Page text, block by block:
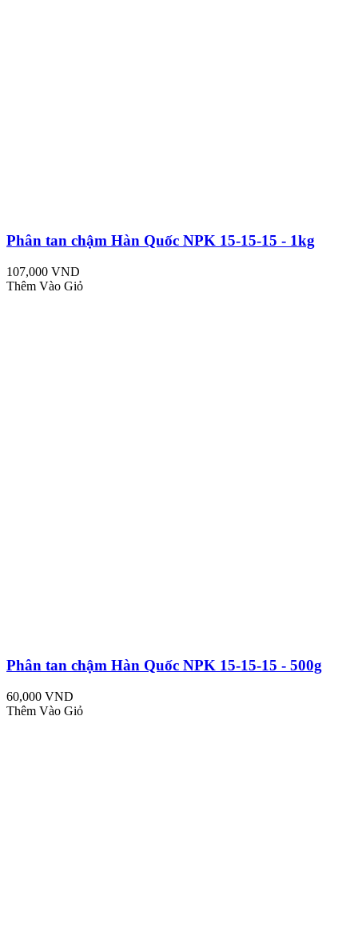
Phân tan chậm Hàn Quốc NPK 15-15-15 - 1kg
107,000 VND
Thêm Vào Giỏ
Phân tan chậm Hàn Quốc NPK 15-15-15 - 500g
60,000 VND
Thêm Vào Giỏ